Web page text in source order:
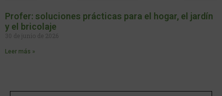
Profer: soluciones prácticas para el hogar, el jardín
y el bricolaje
30 de junio de 2026
Leer más »